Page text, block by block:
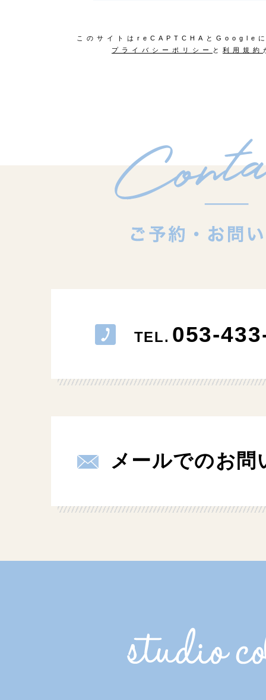
このサイトはreCAPTCHAとGoogleに
プライバシーポリシー
と 利用規約
TEL.053-
メールでのお問